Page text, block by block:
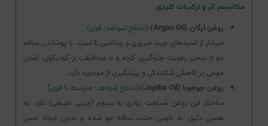
مکانیسم اثر و ترکیبات کلیدی
روغن آرگان (Argan Oil):
(سطح شواهد: قوی)
سرشار از اسیدهای چرب ضروری و ویتامین E است. با پوشاندن ساقه
مو از تبخیر رطوبت جلوگیری کرده و با محافظت از کوتیکول، نقش
مهمی در کاهش شکنندگی و پیشگیری از موخوره دارد.
روغن جوجوبا (Jojoba Oil):
(سطح شواهد: متوسط تا قوی)
ساختار این روغن شباهت زیادی به سبوم (چربی طبیعی) دارد، به
همین دلیل به خوبی جذب ساقه مو شده و بدون ایجاد حس